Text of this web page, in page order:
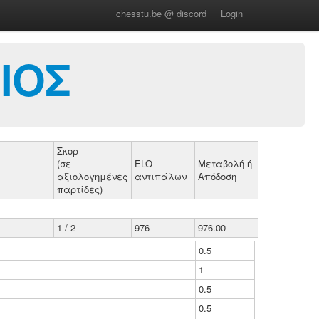
chesstu.be @ discord Login
Σκορ
(σε
αξιολογημένες
παρτίδες)
ELO
αντιπάλων
Μεταβολή ή
Απόδοση
1 / 2 976
976.00
0.5
1
0.5
0.5